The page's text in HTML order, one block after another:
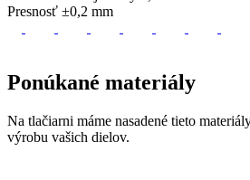
Presnosť ±0,2 mm
Ponúkané materiály
Na tlačiarni máme nasadené tieto
výrobu vašich dielov.